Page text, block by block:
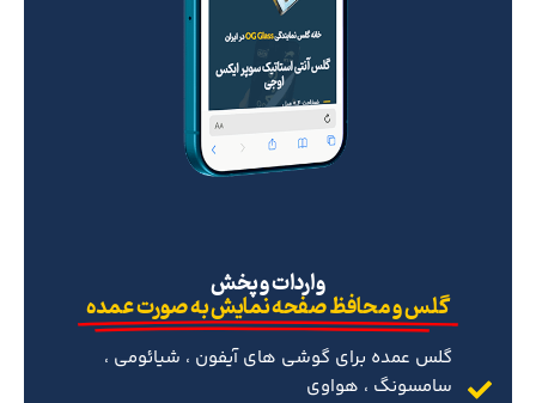
‌واردات و پخش
گلس و محافظ صفحه نمایش به صورت عمده
گلس عمده برای گوشی های آیفون ، شیائومی ،
سامسونگ ، هواوی